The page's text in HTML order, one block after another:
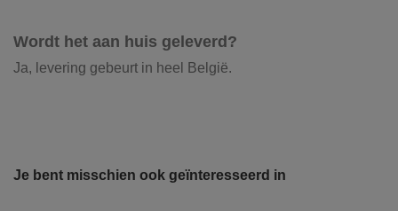
Wordt het aan huis geleverd?
Ja, levering gebeurt in heel België.
grond, grind, schors, ...
Grind aanleggen zonder
Je bent misschien ook geïnteresseerd in